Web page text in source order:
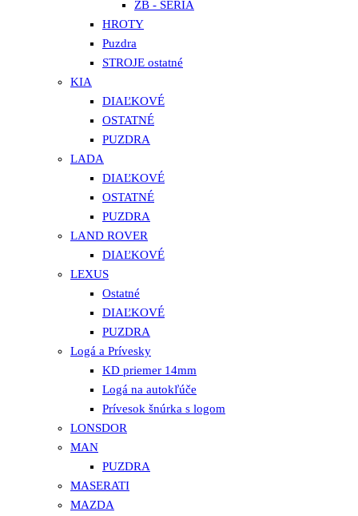
ZB - SÉRIA
HROTY
Puzdra
STROJE ostatné
KIA
DIAĽKOVÉ
OSTATNÉ
PUZDRA
LADA
DIAĽKOVÉ
OSTATNÉ
PUZDRA
LAND ROVER
DIAĽKOVÉ
LEXUS
Ostatné
DIAĽKOVÉ
PUZDRA
Logá a Prívesky
KD priemer 14mm
Logá na autokľúče
Prívesok šnúrka s logom
LONSDOR
MAN
PUZDRA
MASERATI
MAZDA